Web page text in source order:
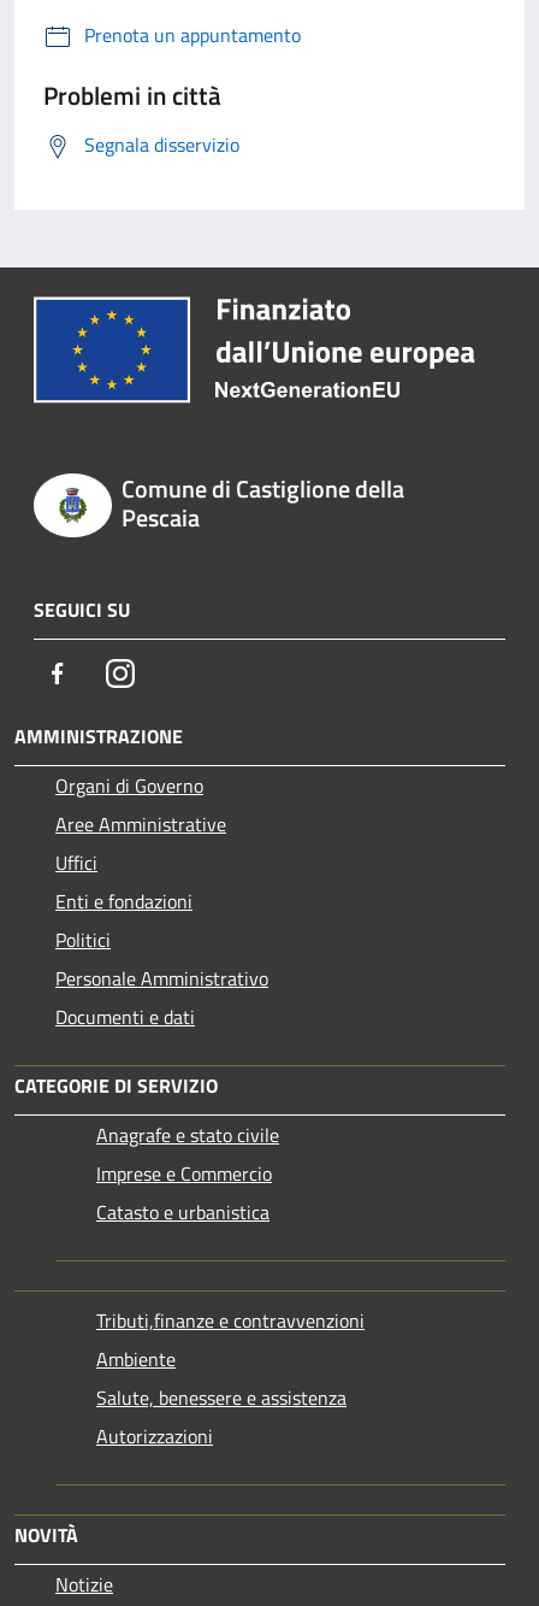
Prenota un appuntamento
Problemi in città
Segnala disservizio
Comune di Castiglione della
Pescaia
SEGUICI SU
FacebookInstagram
AMMINISTRAZIONE
Organi di Governo
Aree Amministrative
Uffici
Enti e fondazioni
Politici
Personale Amministrativo
Documenti e dati
CATEGORIE DI SERVIZIO
Anagrafe e stato civile
Imprese e Commercio
Catasto e urbanistica
Tributi,finanze e contravvenzioni
Ambiente
Salute, benessere e assistenza
Autorizzazioni
NOVITÀ
Notizie